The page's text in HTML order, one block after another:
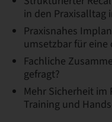
in den Praxisalltag
Praxisnahes
umsetzbar für
Fachliche
gefragt?
Mehr Sicherheit
Training und